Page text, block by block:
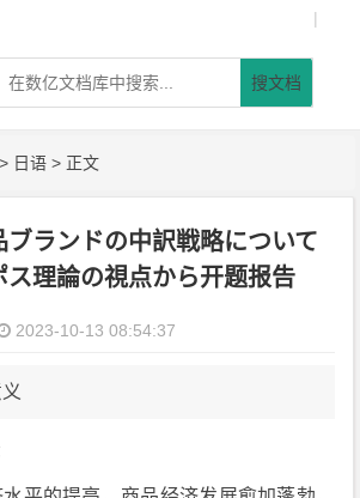
|
搜文档
> 日语 > 正文
ブランドの中訳戦略について
理論の視点から开题报告
2023-10-13 08:54:37